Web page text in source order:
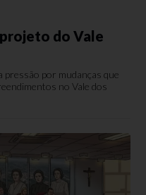
do Vale
pressão por mudanças que
no Vale dos